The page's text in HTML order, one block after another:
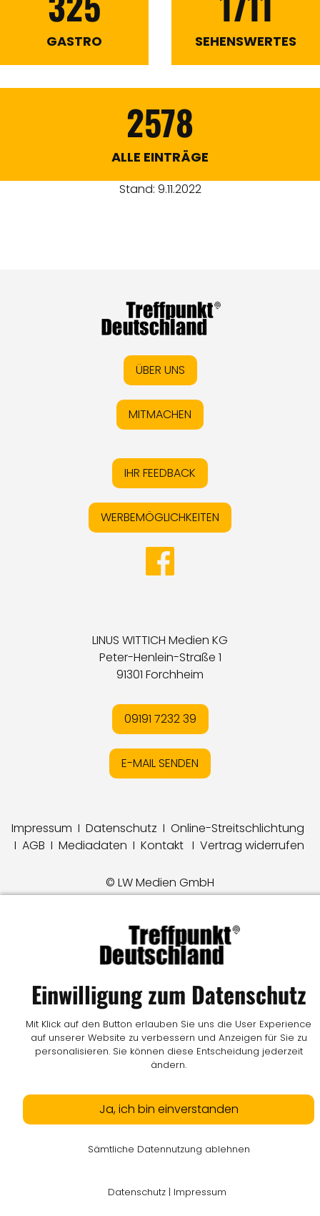
GASTRO SEHENSWERTES
2578
ALLE EINTRÄGE
Stand: 9.11.2022
ÜBER UNS
MITMACHEN
IHR FEEDBACK
WERBEMÖGLICHKEITEN
LINUS WITTICH Medien KG
Peter-Henlein-Straße 1
91301 Forchheim
09191 7232 39
E-MAIL SENDEN
Impressum I Datenschutz I Online-Streitschlichtung
I AGB I Mediadaten I Kontakt I Vertrag widerrufen
© LW Medien GmbH
Einwilligung zum Datenschutz
Mit Klick auf den Button erlauben Sie uns die User Experience
auf unserer Website zu verbessern und Anzeigen für Sie zu
personalisieren. Sie können diese Entscheidung jederzeit
ändern.
Ja, ich bin einverstanden
Sämtliche Datennutzung ablehnen
Datenschutz | Impressum